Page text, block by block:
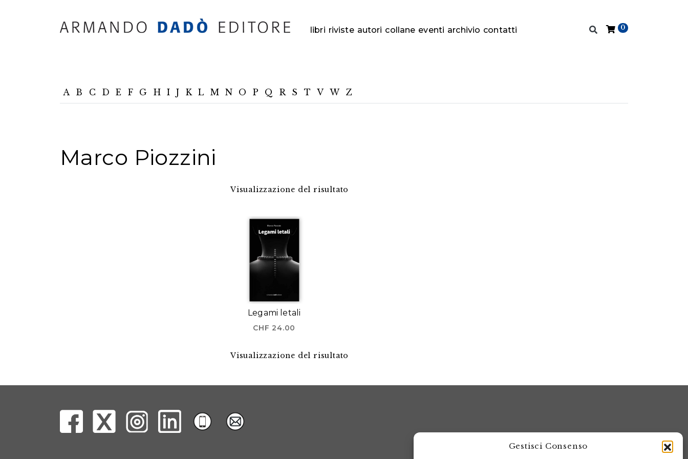
Gestisci Consenso
libri riviste autori collane eventi archivio contatti 0
A B C D E F G H I J K L M N O P Q R S T V W Z
Marco Piozzini
Visualizzazione del risultato
Legami letali
CHF 24.00
Visualizzazione del risultato